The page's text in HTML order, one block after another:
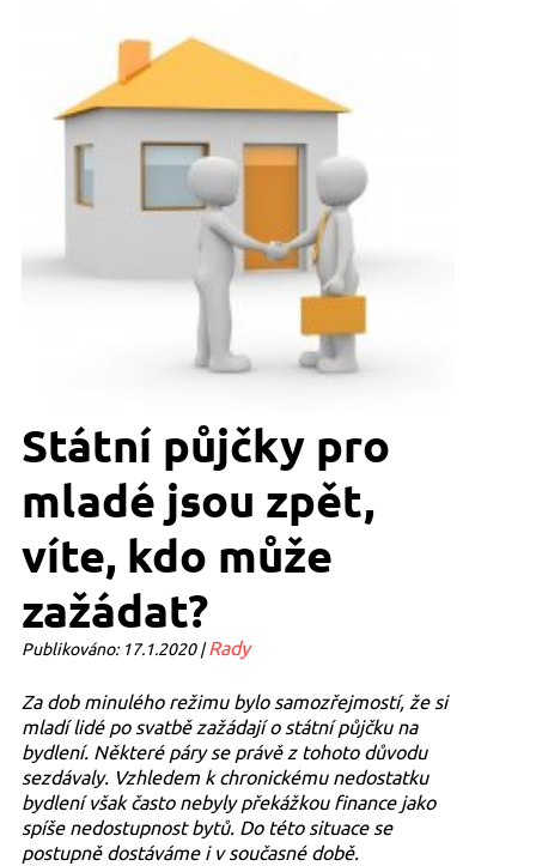
Státní půjčky pro
mladé jsou zpět,
víte, kdo může
zažádat?
Publikováno: 17.1.2020 |Rady
Za dob minulého režimu bylo samozřejmostí, že si
mladí lidé po svatbě zažádají o státní půjčku na
bydlení. Některé páry se právě z tohoto důvodu
sezdávaly. Vzhledem k chronickému nedostatku
bydlení však často nebyly překážkou finance jako
spíše nedostupnost bytů. Do této situace se
postupně dostáváme i v současné době.